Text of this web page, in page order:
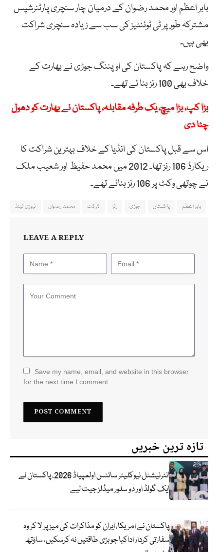
بابر اعظم اور محمد رضوان کے درمیان چار سنچری پارٹنرشپس
مشترکہ طور پر ٹی ٹوئنٹیز کی سب سے زیادہ سنچری شراکت
بھی ہیں۔
واضح رہے کہ پاکستان کی اوپننگ جوڑی نے بھارت کے
خلاف بھی 100 رنز بنا ئے تھے۔
بڑا کپ، بڑا میچ، یک طرفہ مقابلہ، پاکستان نے بھارت کو دھول
چٹا دی
اس سے قبل پاکستان کی انڈیا کے خلاف بہترین شراکت کا
ریکارڈ 106 رنز تھا۔ 2012 میں محمد حفیظ اور شعیب ملک
نے چوتھی وکٹ پر 106 رنز بنائے تھے۔
بابر اعظم پاکستان جوڑی رنز کرکٹ محمد رضوان نیوزی لینڈ
LEAVE A REPLY
Save my name, email, and website in this browser
for the next time I comment.
تازہ ترین خبریں
انٹرنیشنل نیوکلیئر سائنس اولمپیاڈ 2026، پاکستان نے
ایک گولڈ اور دو سلور میڈلز جیت لیے
پاکستان نے امریکا، ایران کو مذاکرات کی میز پر لا کر وہ
سفارتی کردار اداکیا جو بڑی طاقتیں نہ کرسکیں، ساؤتھ